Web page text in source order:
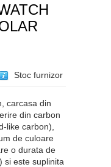
Stoc furnizor
carcasa din
din carbon
like carbon),
de culoare
o durata de
si este suplinita